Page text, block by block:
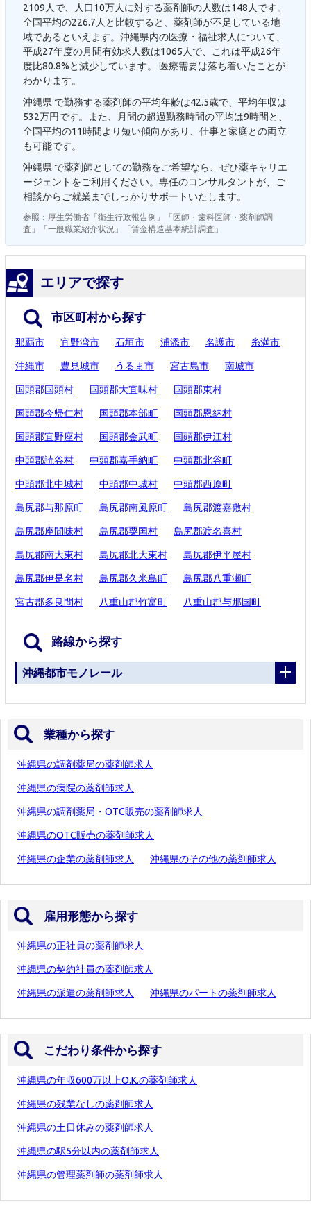
2109人で、人口10万人に対する薬剤師の人数は148人です。
全国平均の226.7人と比較すると、薬剤師が不足している地
域であるといえます。沖縄県内の医療・福祉求人について、
平成27年度の月間有効求人数は1065人で、これは平成26年
度比80.8%と減少しています。 医療需要は落ち着いたことが
わかります。
沖縄県 で勤務する薬剤師の平均年齢は42.5歳で、平均年収は
532万円です。また、月間の超過勤務時間の平均は9時間と、
全国平均の11時間より短い傾向があり、仕事と家庭との両立
も可能です。
沖縄県 で薬剤師としての勤務をご希望なら、ぜひ薬キャリエ
ージェントをご利用ください。専任のコンサルタントが、ご
相談からご就業までしっかりサポートいたします。
参照：厚生労働省「衛生行政報告例」「医師・歯科医師・薬剤師調
査」「一般職業紹介状況」「賃金構造基本統計調査」
エリアで探す
市区町村から探す
那覇市 宜野湾市 石垣市 浦添市 名護市 糸満市
沖縄市 豊見城市 うるま市 宮古島市 南城市
国頭郡国頭村 国頭郡大宜味村 国頭郡東村
国頭郡今帰仁村 国頭郡本部町 国頭郡恩納村
国頭郡宜野座村 国頭郡金武町 国頭郡伊江村
中頭郡読谷村 中頭郡嘉手納町 中頭郡北谷町
中頭郡北中城村 中頭郡中城村 中頭郡西原町
島尻郡与那原町 島尻郡南風原町 島尻郡渡嘉敷村
島尻郡座間味村 島尻郡粟国村 島尻郡渡名喜村
島尻郡南大東村 島尻郡北大東村 島尻郡伊平屋村
島尻郡伊是名村 島尻郡久米島町 島尻郡八重瀬町
宮古郡多良間村 八重山郡竹富町 八重山郡与那国町
路線から探す
沖縄都市モノレール
業種から探す
沖縄県の調剤薬局の薬剤師求人
沖縄県の病院の薬剤師求人
沖縄県の調剤薬局・OTC販売の薬剤師求人
沖縄県のOTC販売の薬剤師求人
沖縄県の企業の薬剤師求人 沖縄県のその他の薬剤師求人
雇用形態から探す
沖縄県の正社員の薬剤師求人
沖縄県の契約社員の薬剤師求人
沖縄県の派遣の薬剤師求人 沖縄県のパートの薬剤師求人
こだわり条件から探す
沖縄県の年収600万以上O.K.の薬剤師求人
沖縄県の残業なしの薬剤師求人
沖縄県の土日休みの薬剤師求人
沖縄県の駅5分以内の薬剤師求人
沖縄県の管理薬剤師の薬剤師求人